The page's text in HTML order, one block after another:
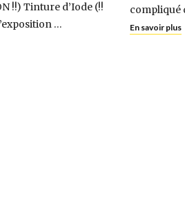
!!) Tinture d’Iode (!!
…
compliqué
En savoir plus